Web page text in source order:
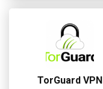
TorGuard VPN